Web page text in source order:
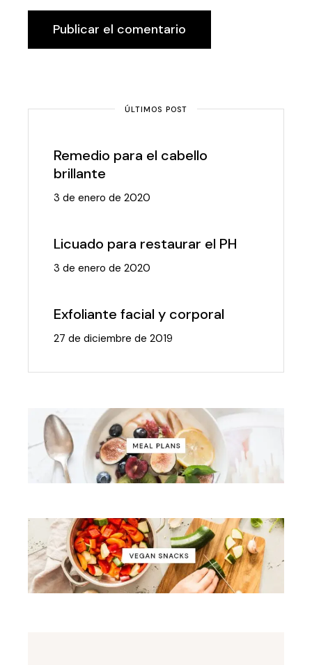
Publicar el comentario
ÚLTIMOS POST
Remedio para el cabello
brillante
3 de enero de 2020
Licuado para restaurar el PH
3 de enero de 2020
Exfoliante facial y corporal
27 de diciembre de 2019